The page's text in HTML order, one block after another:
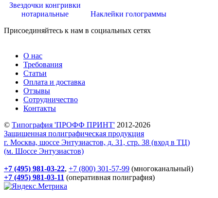
Звездочки конгривки
нотариальные
Наклейки голограммы
Присоединяйтесь к нам в социальных сетях
О нас
Требования
Статьи
Оплата и доставка
Отзывы
Сотрудничество
Контакты
© Типография 'ПРОФФ ПРИНТ' 2012-2026
Защищенная полиграфическая продукция
г. Москва, шоссе Энтузиастов, д. 31, стр. 38 (вход в ТЦ)
(м. Шоссе Энтузиастов)
+7 (495) 981-03-22, +7 (800) 301-57-99 (многоканальный)
+7 (495) 981-03-11 (оперативная полиграфия)